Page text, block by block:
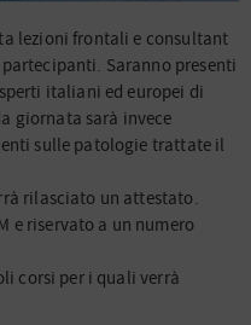
lezioni frontali e consultant
Saranno presenti
italiani ed europei di
giornata sarà invece
sulle patologie trattate il
rilasciato un attestato.
e riservato a un numero
corsi per i quali verrà